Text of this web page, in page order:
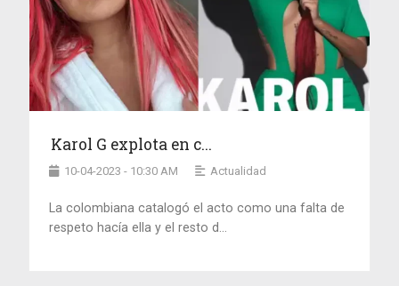
Karol G explota en c...
10-04-2023 - 10:30 AM Actualidad
La colombiana catalogó el acto como una falta de
respeto hacía ella y el resto d...